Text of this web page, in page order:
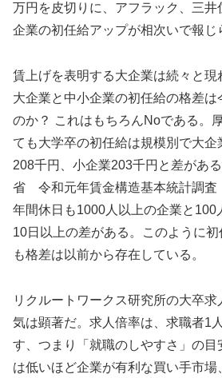
万円を皮切りに、アフラック、三井
企業の初任給アップが相次いで報じ
賃上げを表明する大企業は続々と現
大企業と中小企業の初任給の格差
のか？ これはもちろんNoである。
ても大学卒の初任給は規模別で大企
208千円、小企業203千円と差があ
省 令和元年賃金構造基本統計調査
年間休日も1000人以上の企業と100
10日以上の差がある。このように
も格差は以前から存在している。
リクルートワークス研究所の大卒求
気は顕著だ。求人倍率は、求職者1
す、つまり「就職のしやすさ」の
は低いほど企業が有利な買い手市場